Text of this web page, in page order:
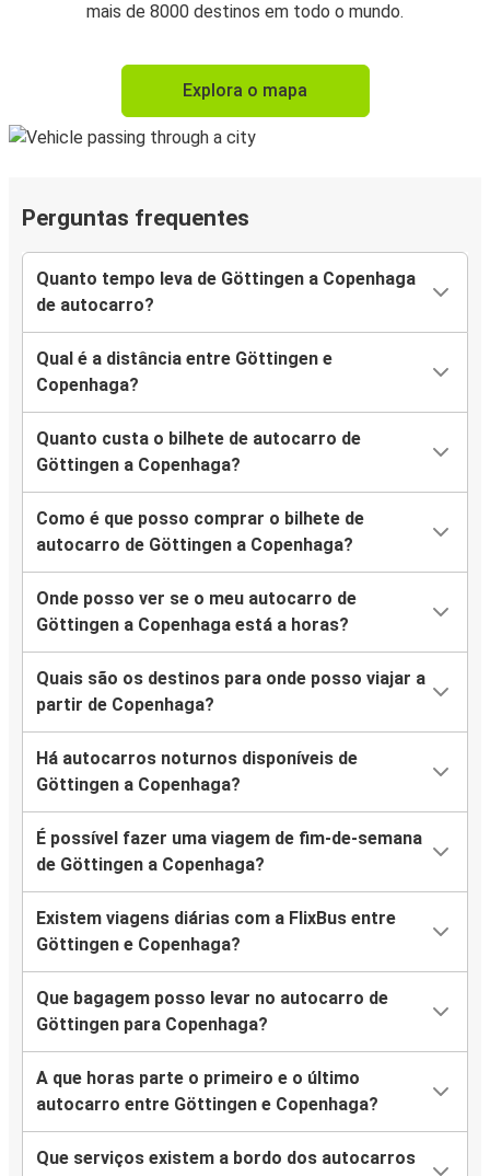
mais de 8000 destinos em todo o mundo.
Explora o mapa
Perguntas frequentes
Quanto tempo leva de Göttingen a Copenhaga
de autocarro?
Qual é a distância entre Göttingen e
Copenhaga?
Quanto custa o bilhete de autocarro de
Göttingen a Copenhaga?
Como é que posso comprar o bilhete de
autocarro de Göttingen a Copenhaga?
Onde posso ver se o meu autocarro de
Göttingen a Copenhaga está a horas?
Quais são os destinos para onde posso viajar a
partir de Copenhaga?
Há autocarros noturnos disponíveis de
Göttingen a Copenhaga?
É possível fazer uma viagem de fim-de-semana
de Göttingen a Copenhaga?
Existem viagens diárias com a FlixBus entre
Göttingen e Copenhaga?
Que bagagem posso levar no autocarro de
Göttingen para Copenhaga?
A que horas parte o primeiro e o último
autocarro entre Göttingen e Copenhaga?
Que serviços existem a bordo dos autocarros